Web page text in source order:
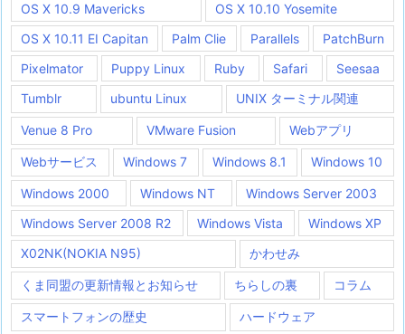
OS X 10.9 Mavericks
OS X 10.10 Yosemite
OS X 10.11 EI Capitan
Palm Clie Parallels
PatchBurn
Pixelmator
Puppy Linux Ruby Safari
Seesaa
Tumblr
ubuntu Linux UNIX ターミナル関連
Venue 8 Pro VMware Fusion Webアプリ
Webサービス Windows 7 Windows 8.1 Windows 10
Windows 2000 Windows NT
Windows Server 2003
Windows Server 2008 R2
Windows Vista
Windows XP
X02NK(NOKIA N95)
かわせみ
くま同盟の更新情報とお知らせ ちらしの裏 コラム
スマートフォンの歴史 ハードウェア